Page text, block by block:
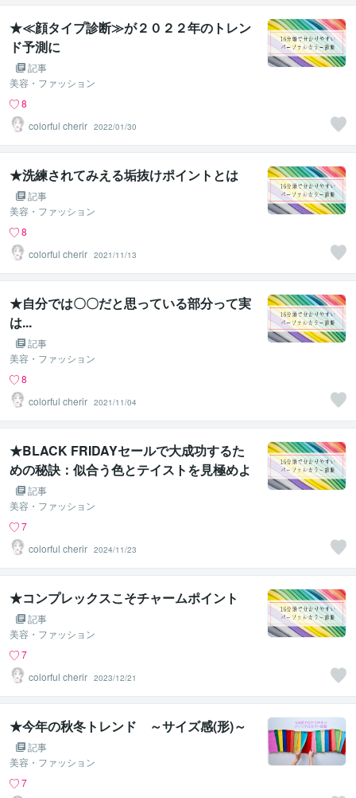
★≪顔タイプ診断≫が２０２２年のトレン
ド予測に
記事
美容・ファッション
8
colorful cherir 2022/01/30
★洗練されてみえる垢抜けポイントとは
記事
美容・ファッション
8
colorful cherir 2021/11/13
★自分では〇〇だと思っている部分って実
は...
記事
美容・ファッション
8
colorful cherir 2021/11/04
★BLACK FRIDAYセールで大成功するた
めの秘訣：似合う色とテイストを見極めよ
う！記事
美容・ファッション
7
colorful cherir 2024/11/23
★コンプレックスこそチャームポイント
記事
美容・ファッション
7
colorful cherir 2023/12/21
★今年の秋冬トレンド ～サイズ感(形)～
記事
美容・ファッション
7